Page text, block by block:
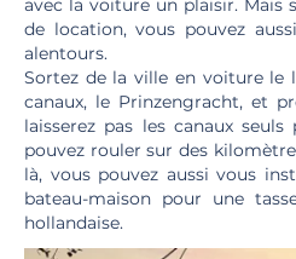
avec la voiture un plaisir. Mais
de location, vous pouvez
alentours.
Sortez de la ville en voiture le
canaux, le Prinzengracht, et
laisserez pas les canaux
pouvez rouler sur des
là, vous pouvez aussi vous
bateau-maison pour une
hollandaise.